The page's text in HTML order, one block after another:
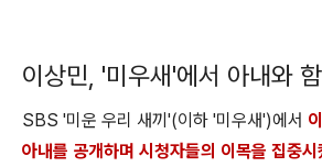
이상민, '미우새'에서 아내와 함
SBS '미운 우리 새끼'(이하 '미우새')에서
아내를 공개하며 시청자들의 이목을 집중